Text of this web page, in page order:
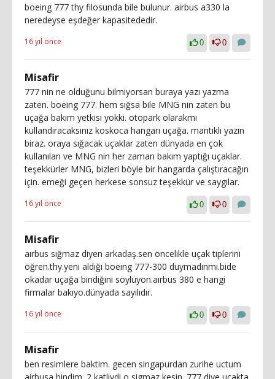
boeing 777 thy filosunda bile bulunur. airbus a330 la
neredeyse eşdeğer kapasitededir.
16 yıl önce 0 0
Misafir
777 nin ne olduğunu bilmiyorsan buraya yazı yazma
zaten. boeing 777. hem sığsa bile MNG nin zaten bu
uçağa bakım yetkisi yokki. otopark olarakmı
kullandıracaksınız koskoca hangarı uçağa. mantıklı yazın
biraz. oraya sığacak uçaklar zaten dünyada en çok
kullanılan ve MNG nin her zaman bakım yaptığı uçaklar.
teşekkürler MNG, bizleri böyle bir hangarda çalıştıracağın
için. emeği geçen herkese sonsuz teşekkür ve saygılar.
16 yıl önce 0 0
Misafir
aırbus sığmaz diyen arkadaş.sen öncelikle uçak tiplerini
öğren.thy.yeni aldığı boeıng 777-300 duymadınmı.bide
okadar uçağa bindiğini söylüyon.aırbus 380 e hangi
firmalar bakıyo.dünyada sayılıdır.
16 yıl önce 0 0
Misafir
ben resimlere baktim. gecen singapurdan zurihe uctum